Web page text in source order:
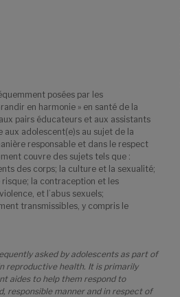
posées par les
en harmonie » en santé de la
pairs éducateurs et aux assistants
aux adolescent(e)s au sujet de la
responsable et dans le respect
couvre des sujets tels que :
des corps; la culture et la sexualité;
risque; la contraception et les
et l’abus sexuels;
transmissibles, y compris le
asked by adolescents as part of
reproductive health. It is primarily
aides to help them respond to
responsible manner and in respect of